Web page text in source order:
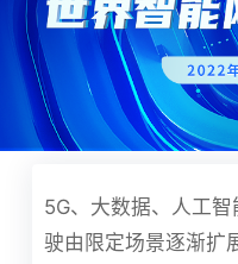
5G、大数据、人工
驶由限定场景逐渐扩